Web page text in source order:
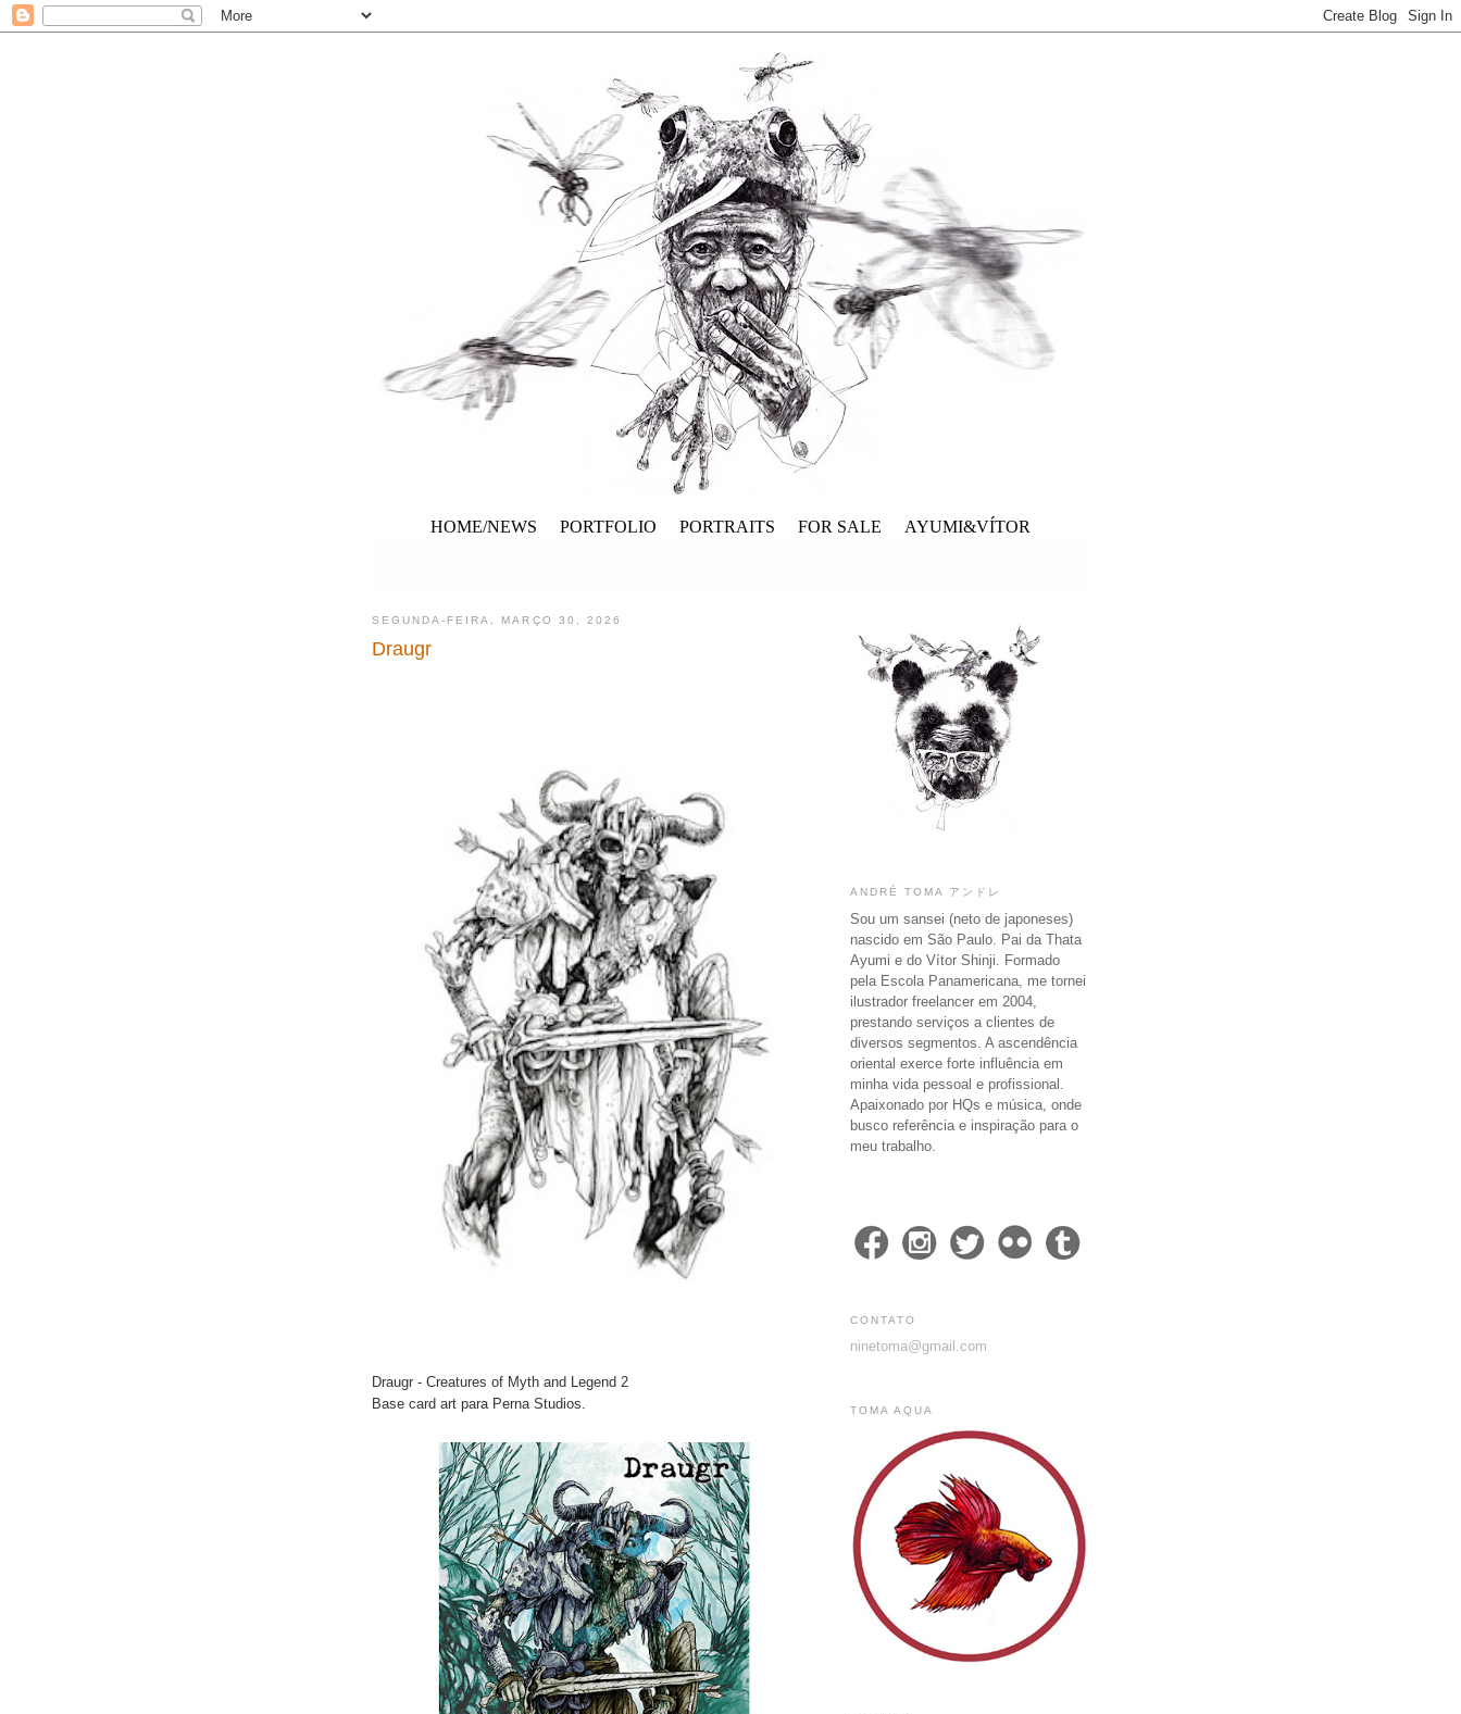
HOME/NEWS PORTFOLIO PORTRAITS FOR SALE AYUMI&VÍTOR
SEGUNDA-FEIRA, MARÇO 30, 2026
Draugr
Draugr - Creatures of Myth and Legend 2
Base card art para Perna Studios.
ANDRÉ TOMA アンドレ
Sou um sansei (neto de japoneses)
nascido em São Paulo. Pai da Thata
Ayumi e do Vítor Shinji. Formado
pela Escola Panamericana, me tornei
ilustrador freelancer em 2004,
prestando serviços a clientes de
diversos segmentos. A ascendência
oriental exerce forte influência em
minha vida pessoal e profissional.
Apaixonado por HQs e música, onde
busco referência e inspiração para o
meu trabalho.
CONTATO
ninetoma@gmail.com
TOMA AQUA